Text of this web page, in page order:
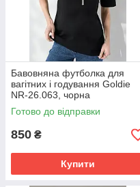
Бавовняна футболка для
вагітних і годування Goldie
NR-26.063, чорна
Готово до відправки
850 ₴
Купити